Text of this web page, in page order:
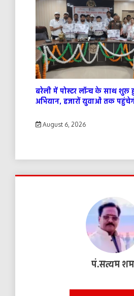
बरेली में पोस्टर लॉन्च के साथ शुरू
अभियान, हजारों युवाओं तक
August 6, 2026
पं.सत्यम